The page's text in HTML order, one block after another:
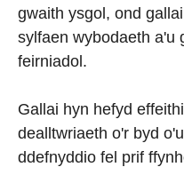
gwaith ysgol, ond
sylfaen wybodaeth a'u
feirniadol.
Gallai hyn hefyd
dealltwriaeth o'r byd
ddefnyddio fel prif